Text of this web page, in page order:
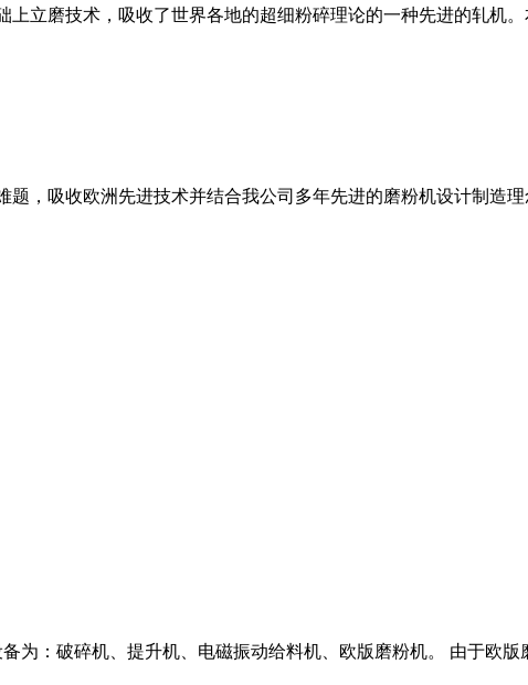
立磨技术，吸收了世界各地的超细粉碎理论的一种先进的轧机
，吸收欧洲先进技术并结合我公司多年先进的磨粉机设计制造
为：破碎机、提升机、电磁振动给料机、欧版磨粉机。 由于欧